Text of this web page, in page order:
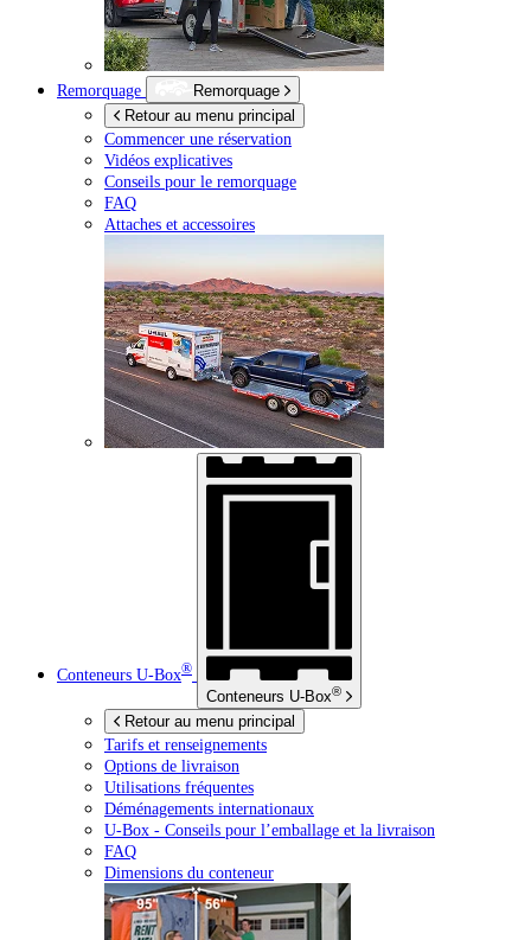
Remorquage
Remorquage
Retour au menu principal
Commencer une réservation
Vidéos explicatives
Conseils pour le remorquage
FAQ
Attaches et accessoires
Conteneurs U-Box®
Conteneurs U-Box®
Retour au menu principal
Tarifs et renseignements
Options de livraison
Utilisations fréquentes
Déménagements internationaux
U-Box - Conseils pour l’emballage et la livraison
FAQ
Dimensions du conteneur